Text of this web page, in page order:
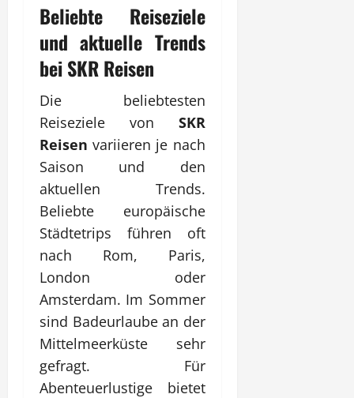
Beliebte Reiseziele
und aktuelle Trends
beiSKR Reisen
Die beliebtesten
Reiseziele von SKR
Reisen variieren je nach
Saison und den
aktuellen Trends.
Beliebte europäische
Städtetrips führen oft
nach Rom, Paris,
London oder
Amsterdam. Im Sommer
sind Badeurlaube an der
Mittelmeerküste sehr
gefragt. Für
Abenteuerlustige bietet